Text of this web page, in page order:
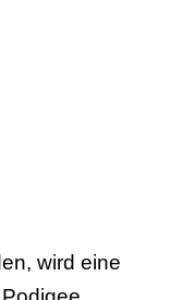
wird eine